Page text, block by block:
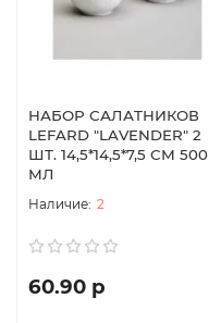
НАБОР САЛАТНИКОВ
LEFARD "LAVENDER" 2
ШТ. 14,5*14,5*7,5 СМ 500
МЛ
2
60.90 р